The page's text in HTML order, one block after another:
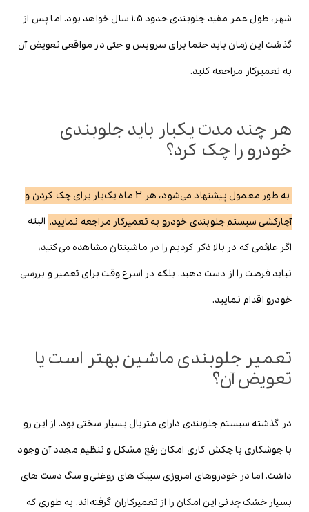
شهر، طول عمر مفید جلوبندی حدود 1.5 سال خواهد بود. اما پس از
گذشت این زمان باید حتما برای سرویس و حتی در مواقعی تعویض آن
به تعمیرکار مراجعه کنید.
هر چند مدت یکبار باید جلوبندی
خودرو را چک کرد؟
به طور معمول پیشنهاد می‌شود، هر 3 ماه یک‌بار برای چک کردن و
آچارکشی سیستم جلوبندی خودرو به تعمیرکار مراجعه نمایید. البته
اگر علائمی که در بالا ذکر کردیم را در ماشینتان مشاهده می‌کنید،
نباید فرصت را از دست دهید. بلکه در اسرع وقت برای تعمیر و بررسی
خودرو اقدام نمایید.
تعمیر جلوبندی ماشین بهتر است یا
تعویض آن؟
در گذشته سیستم جلوبندی دارای متریال بسیار سختی بود. از این رو
با جوشکاری یا چکش کاری امکان رفع مشکل و تنظیم مجدد آن وجود
داشت. اما در خودروهای امروزی سیبک های روغنی و سگ دست های
بسیار خشک چدنی این امکان را از تعمیرکاران گرفته‌اند. به طوری که